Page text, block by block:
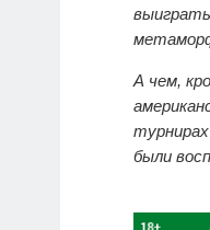
А чем,
были